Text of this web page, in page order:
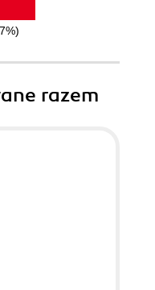
razem